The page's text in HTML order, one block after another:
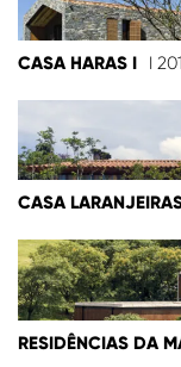
CASA HARAS I I
CASA
RESIDÊNCIAS DA